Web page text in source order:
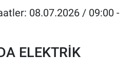
08.07.2026 / 09:00 -
ELEKTRİK